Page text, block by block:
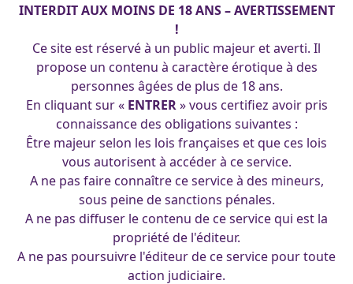
INTERDIT AUX MOINS DE 18 ANS – AVERTISSEMENT
!
Ce site est réservé à un public majeur et averti. Il
propose un contenu à caractère érotique à des
personnes âgées de plus de 18 ans.
En cliquant sur « ENTRER» vous certifiez avoir pris
connaissance des obligations suivantes :
Être majeur selon les lois françaises et que ces lois
vous autorisent à accéder à ce service.
A ne pas faire connaître ce service à des mineurs,
sous peine de sanctions pénales.
A ne pas diffuser le contenu de ce service qui est la
propriété de l'éditeur.
A ne pas poursuivre l'éditeur de ce service pour toute
action judiciaire.
Secretary 23-05-2014
(cc) 2025 Les Pin-Up's d'Arpa. Tous droits réservés.